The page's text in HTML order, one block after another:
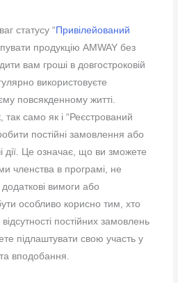
статусу “ Привілейований
продукцію AMWAY без
вам гроші в довгостроковій
використовуєте
повсякденному житті.
так само як і “Реєстрований
постійні замовлення або
дії. Це означає, що ви зможете
членства в програмі, не
вимоги або
особливо корисно тим, хто
постійних замовлень
підлаштувати свою участь у
вподобання.